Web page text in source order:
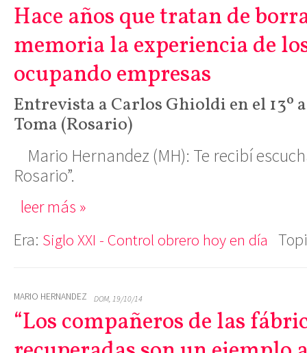
Hace años que tratan de
memoria la experiencia de
ocupando empresas
Entrevista a Carlos Ghioldi en el 13º
Toma (Rosario)
Mario Hernandez (MH): Te recibí
Rosario”.
leer más »
Era: Siglo XXI - Control obrero hoy en día
MARIO HERNANDEZ DOM, 19/10/14
“Los compañeros de las